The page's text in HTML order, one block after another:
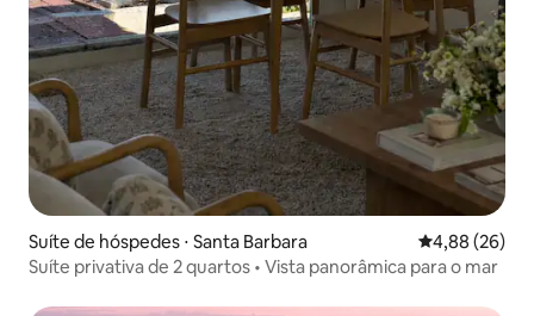
Suíte de hóspedes ⋅ Santa Barbara 4,88 de uma
4,88 (26)
Suíte privativa de 2 quartos • Vista panorâmica para o mar